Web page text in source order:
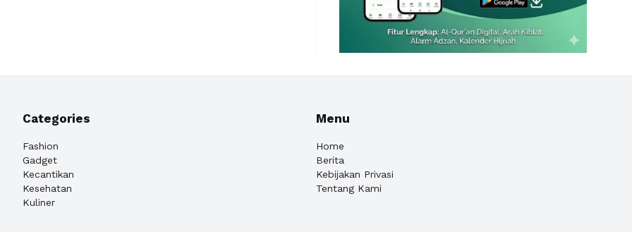
Categories
Fashion
Gadget
Kecantikan
Kesehatan
Kuliner
Menu
Home
Berita
Kebijakan Privasi
Tentang Kami